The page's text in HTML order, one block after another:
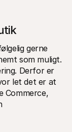
gerne
som muligt.
Derfor er
let det er at
Commerce,